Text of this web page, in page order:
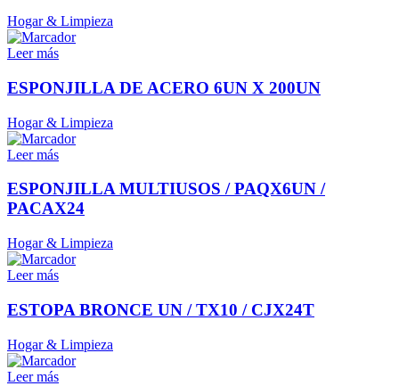
Hogar & Limpieza
Leer más
ESPONJILLA DE ACERO 6UN X 200UN
Hogar & Limpieza
Leer más
ESPONJILLA MULTIUSOS / PAQX6UN /
PACAX24
Hogar & Limpieza
Leer más
ESTOPA BRONCE UN / TX10 / CJX24T
Hogar & Limpieza
Leer más